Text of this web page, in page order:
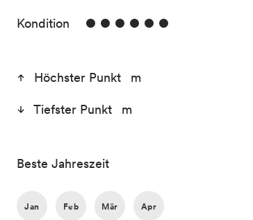
Kondition 6/6
Höchster Punkt m
Tiefster Punkt m
Beste Jahreszeit
Jan Feb Mär Apr